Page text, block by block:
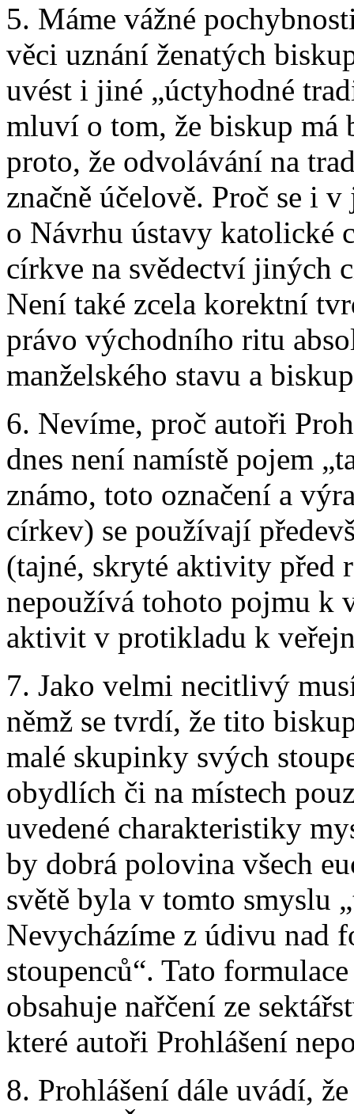
5. Máme vážné
věci uznání ženatých
uvést i jiné „úctyhodné
mluví o tom, že biskup má
proto, že odvolávání na
značně účelově. Proč se i
o Návrhu ústavy katolické
církve na svědectví jiných
Není také zcela korektní
právo východního ritu
manželského stavu a
6. Nevíme, proč autoři
dnes není namístě pojem
známo, toto označení a
církev) se používají
(tajné, skryté aktivity před
nepoužívá tohoto pojmu k
aktivit v protikladu k
7. Jako velmi necitlivý
němž se tvrdí, že tito
malé skupinky svých
obydlích či na místech
uvedené charakteristiky
by dobrá polovina všech
světě byla v tomto smyslu
Nevycházíme z údivu nad
stoupenců“. Tato
obsahuje nařčení ze
které autoři Prohlášení
8. Prohlášení dále uvádí,